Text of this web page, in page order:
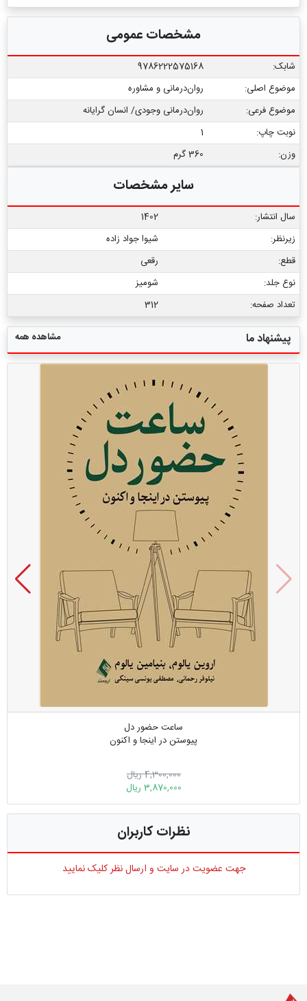
مشخصات عمومی
شابک:
9786222575168
موضوع اصلی:
روان‌درمانی و مشاوره
موضوع فرعی:
روان‌‌درمانی وجودی/ انسان گرایانه
نوبت چاپ:
1
وزن:
360 گرم
سایر مشخصات
سال انتشار:
1402
زیرنظر:
شیوا جواد زاده
قطع:
رقعی
نوع جلد:
شومیز
تعداد صفحه:
312
پیشنهاد ما مشاهده همه
ساعت حضور دل
پیوستن در اینجا و اکنون
4,300,000 ریال
3,870,000 ریال
نظرات کاربران
جهت عضویت در سایت و ارسال نظر کلیک نمایید